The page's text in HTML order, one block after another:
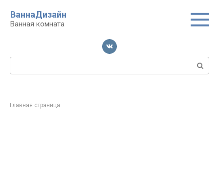
контенту
ВаннаДизайн
Ванная комната
Поиск:
Главная страница